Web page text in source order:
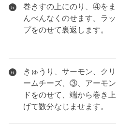
5
巻きすの上にのり、④をま
んべんなくのせます。ラッ
プをのせて裏返します。
6
きゅうり、サーモン、クリ
ームチーズ、③、アーモン
ドをのせて、端から巻き上
げて数分なじませます。